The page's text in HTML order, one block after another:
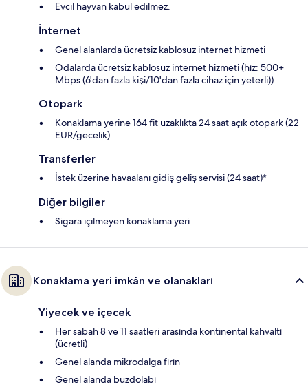
Evcil hayvan kabul edilmez.
İnternet
Genel alanlarda ücretsiz kablosuz internet hizmeti
Odalarda ücretsiz kablosuz internet hizmeti (hız: 500+
Mbps (6'dan fazla kişi/10'dan fazla cihaz için yeterli))
Otopark
Konaklama yerine 164 fit uzaklıkta 24 saat açık otopark (22
EUR/gecelik)
Transferler
İstek üzerine havaalanı gidiş geliş servisi (24 saat)*
Diğer bilgiler
Sigara içilmeyen konaklama yeri
Konaklama yeri imkân ve olanakları
Yiyecek ve içecek
Her sabah 8 ve 11 saatleri arasında kontinental kahvaltı
(ücretli)
Genel alanda mikrodalga fırın
Genel alanda buzdolabı